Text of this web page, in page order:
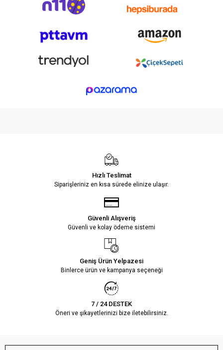
Hızlı Teslimat
Siparişleriniz en kısa sürede elinize ulaşır.
Güvenli Alışveriş
Güvenli ve kolay ödeme sistemi
Geniş Ürün Yelpazesi
Binlerce ürün ve kampanya seçeneği
7 / 24 DESTEK
Öneri ve şikayetlerinizi bize iletebilirsiniz.